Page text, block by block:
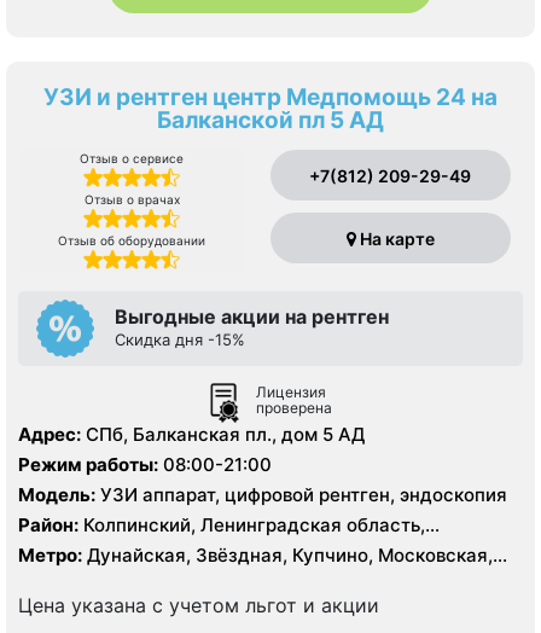
УЗИ и рентген центр Медпомощь 24 на
Балканской пл 5 АД
Отзыв о сервисе
Отзыв о врачах
Отзыв об оборудовании
+7(812) 209-29-49
На карте
Выгодные акции на рентген
Скидка дня -15%
Лицензия
проверена
Адрес: СПб, Балканская пл., дом 5 АД
Режим работы: 08:00-21:00
Модель: УЗИ аппарат, цифровой рентген, эндоскопия
Район: Колпинский, Ленинградская область,
Московский, Пушкинский, Фрунзенский
Метро: Дунайская, Звёздная, Купчино, Московская,
Цена указана с учетом льгот и акции